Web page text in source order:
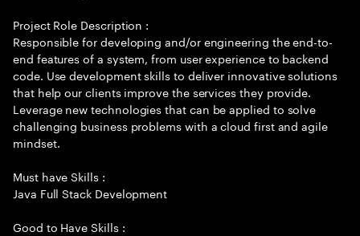
Project Role Description :
Responsible for developing and/or engineering the end-to-
end features of a system, from user experience to backend
code. Use development skills to deliver innovative solutions
that help our clients improve the services they provide.
Leverage new technologies that can be applied to solve
challenging business problems with a cloud first and agile
mindset.
Must have Skills :
Java Full Stack Development
Good to Have Skills :